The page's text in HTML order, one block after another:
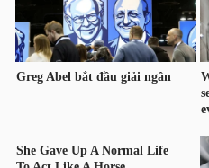
Ngành
(-)